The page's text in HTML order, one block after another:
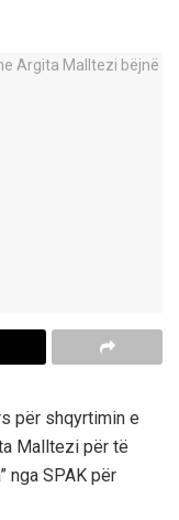
për shqyrtimin e
Malltezi për të
nga SPAK për